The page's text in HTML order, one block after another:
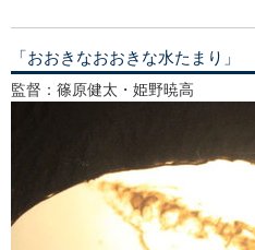
「おおきなおおきな水たまり」
監督：篠原健太・姫野暁高